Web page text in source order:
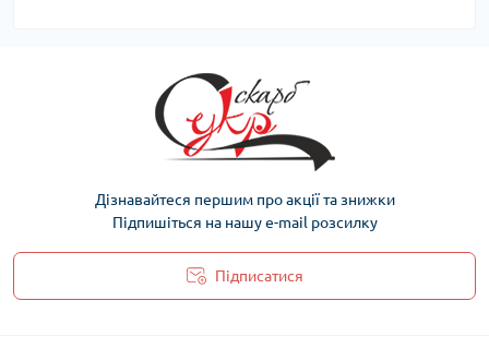
Дізнавайтеся першим про акції та знижки
Підпишіться на нашу e-mail розсилку
Підписатися